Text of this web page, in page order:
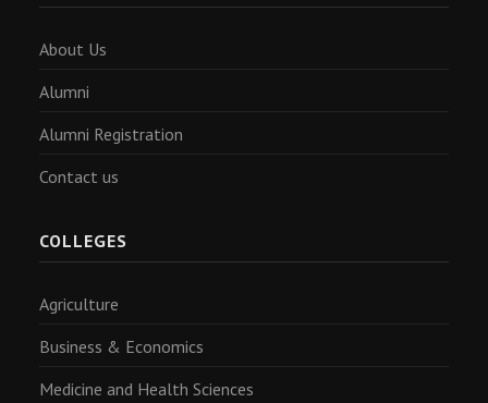
About Us
Alumni
Alumni Registration
Contact us
COLLEGES
Agriculture
Business & Economics
Medicine and Health Sciences